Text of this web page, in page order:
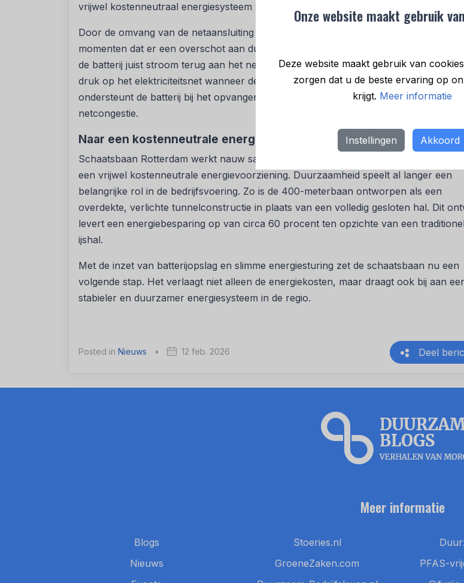
Onze website maakt gebruik
Deze website maakt gebruik van
zorgen dat u de beste ervaring op
krijgt. Meer informatie
Instellingen Akkoord
vrijwel kostenneutraal energiesysteem voor de schaatsbaan.
Door de omvang van de netaansluiting kan de 1 MW-batterij worden opgeladen op
momenten dat er een overschot aan duurzame energie beschikbaar is. Bij tekorten
de batterij juist stroom terug aan het net. Tijdens het schaatsseizoen voorkomt dit
druk op het elektriciteitsnet wanneer de baan veel energie vraagt. Buiten het seizoen
ondersteunt de batterij bij het opvangen van onbalans en het verminderen van lokale
netcongestie.
Naar een kostenneutrale energievoorziening
Schaatsbaan Rotterdam werkt nauw samen met Eneco om haar ambitie waar te
een vrijwel kostenneutrale energievoorziening. Duurzaamheid speelt al langer een
belangrijke rol in de bedrijfsvoering. Zo is de 400-meterbaan ontworpen als een
overdekte, verlichte tunnelconstructie in plaats van een volledig gesloten hal. Dit
levert een energiebesparing op van circa 60 procent ten opzichte van een
ijshal.
Met de inzet van batterijopslag en slimme energiesturing zet de schaatsbaan nu een
volgende stap. Het verlaagt niet alleen de energiekosten, maar draagt ook bij aan
stabieler en duurzamer energiesysteem in de regio.
Posted in Nieuws • 12 feb. 2026 Deel
Meer informatie
Blogs
Nieuws
Stoeries.nl
GroeneZaken.com
PFAS-